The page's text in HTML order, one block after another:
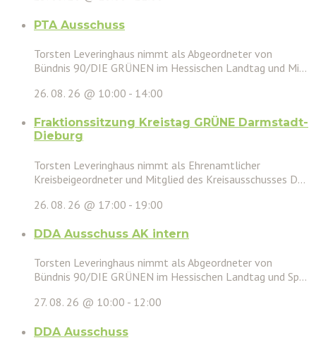
PTA Ausschuss
Torsten Leveringhaus nimmt als Abgeordneter von
Bündnis 90/DIE GRÜNEN im Hessischen Landtag und Mi...
26. 08. 26 @ 10:00 - 14:00
Fraktionssitzung Kreistag GRÜNE Darmstadt-
Dieburg
Torsten Leveringhaus nimmt als Ehrenamtlicher
Kreisbeigeordneter und Mitglied des Kreisausschusses D...
26. 08. 26 @ 17:00 - 19:00
DDA Ausschuss AK intern
Torsten Leveringhaus nimmt als Abgeordneter von
Bündnis 90/DIE GRÜNEN im Hessischen Landtag und Sp...
27. 08. 26 @ 10:00 - 12:00
DDA Ausschuss